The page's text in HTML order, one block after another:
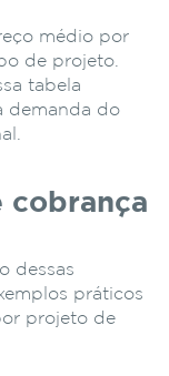
médio por
de projeto.
tabela
demanda do
cobrança
dessas
práticos
projeto de